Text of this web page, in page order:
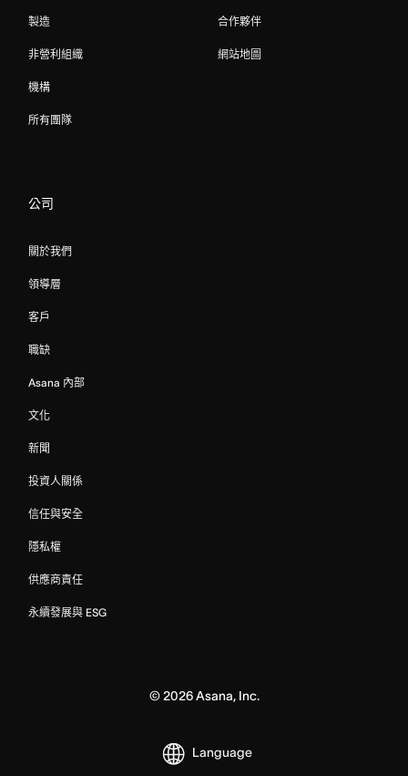
製造
非營利組織
機構
所有團隊
合作夥伴
網站地圖
公司
關於我們
領導層
客戶
職缺
Asana 內部
文化
新聞
投資人關係
信任與安全
隱私權
供應商責任
永續發展與 ESG
© 2026Asana, Inc.
Language